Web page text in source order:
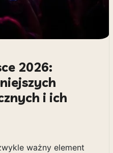
2026:
i ich
ważny element